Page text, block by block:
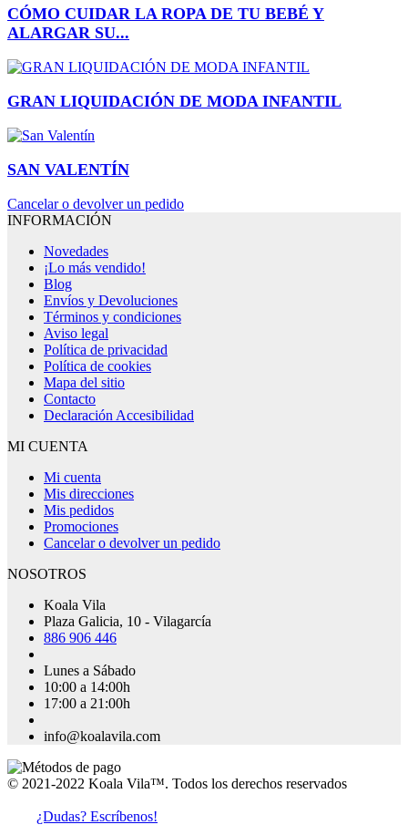
CÓMO CUIDAR LA ROPA DE TU BEBÉ Y
ALARGAR SU...
GRAN LIQUIDACIÓN DE MODA INFANTIL
SAN VALENTÍN
Cancelar o devolver un pedido
INFORMACIÓN
Novedades
¡Lo más vendido!
Blog
Envíos y Devoluciones
Términos y condiciones
Aviso legal
Política de privacidad
Política de cookies
Mapa del sitio
Contacto
Declaración Accesibilidad
MI CUENTA
Mi cuenta
Mis direcciones
Mis pedidos
Promociones
Cancelar o devolver un pedido
NOSOTROS
Koala Vila
Plaza Galicia, 10 - Vilagarcía
886 906 446
Lunes a Sábado
10:00 a 14:00h
17:00 a 21:00h
info@koalavila.com
© 2021-2022 Koala Vila™. Todos los derechos reservados
¿Dudas? Escríbenos!